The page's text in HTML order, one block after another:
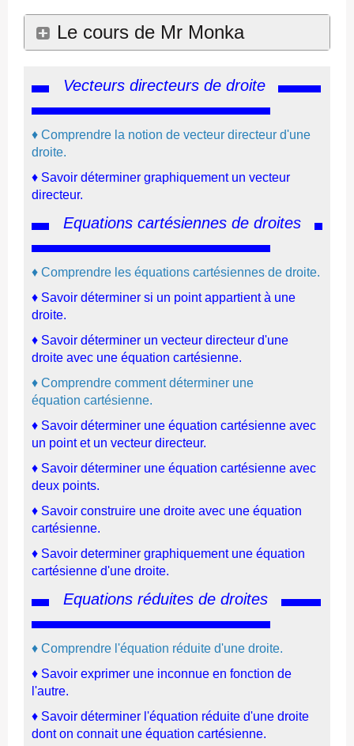
Le cours de Mr Monka
Vecteurs directeurs de droite
♦ Comprendre la notion de vecteur directeur d'une
droite.
♦ Savoir déterminer graphiquement un vecteur
directeur.
Equations cartésiennes de droites
♦ Comprendre les équations cartésiennes de droite.
♦ Savoir déterminer si un point appartient à une
droite.
♦ Savoir déterminer un vecteur directeur d'une
droite avec une équation cartésienne.
♦ Comprendre comment déterminer une
équation cartésienne.
♦ Savoir déterminer une équation cartésienne avec
un point et un vecteur directeur.
♦ Savoir déterminer une équation cartésienne avec
deux points.
♦ Savoir construire une droite avec une équation
cartésienne.
♦ Savoir determiner graphiquement une équation
cartésienne d'une droite.
Equations réduites de droites
♦ Comprendre l'équation réduite d'une droite.
♦ Savoir exprimer une inconnue en fonction de
l'autre.
♦ Savoir déterminer l'équation réduite d'une droite
dont on connait une équation cartésienne.